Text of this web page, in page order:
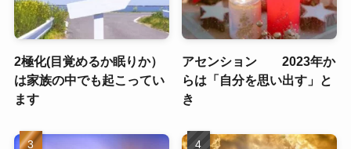
2極化(目覚めるか眠りか）
は家族の中でも起こってい
ます
アセンション 2023年か
らは「自分を思い出す」と
き